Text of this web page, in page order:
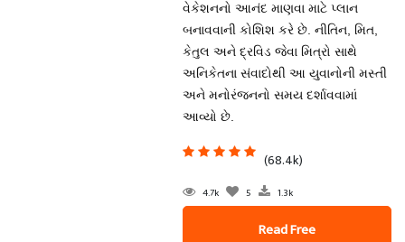
વેકેશનનો આનંદ માણવા માટે પ્લાન
બનાવવાની કોશિશ કરે છે. નીતિન, મિત,
કેતુલ અને દ્રવિડ જેવા મિત્રો સાથે
અનિકેતના સંવાદોથી આ યુવાનોની મસ્તી
અને મનોરંજનનો સમય દર્શાવવામાં
આવ્યો છે.
(68.4k)
4.7k 5 1.3k
Read Free